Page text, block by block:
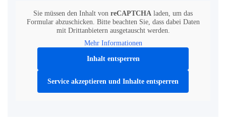
Sie müssen den Inhalt von reCAPTCHA laden, um das
Formular abzuschicken. Bitte beachten Sie, dass dabei Daten
mit Drittanbietern ausgetauscht werden.
Mehr Informationen
Inhalt entsperren
Service akzeptieren und Inhalte entsperren